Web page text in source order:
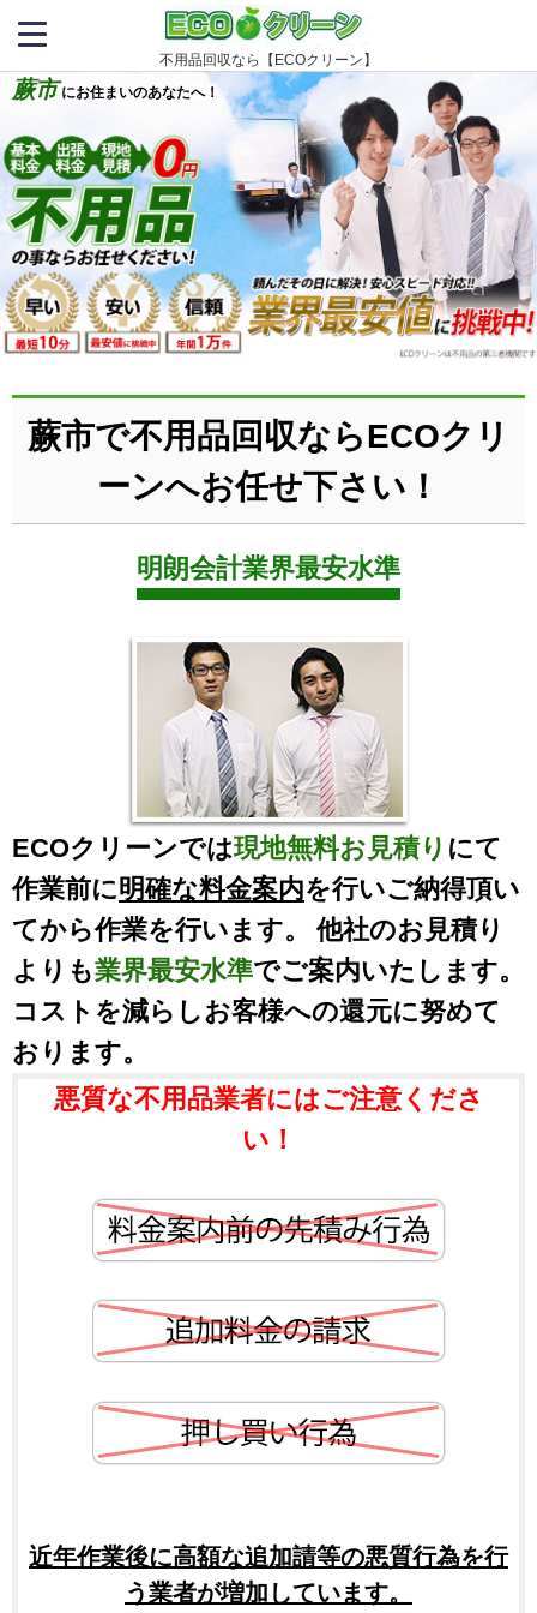
不用品回収なら【ECOクリーン】
蕨市 にお住まいのあなたへ！
蕨市で不用品回収ならECOクリ
ーンへお任せ下さい！
明朗会計業界最安水準
ECOクリーンでは現地無料お見積り にて
作業前に明確な料金案内を行いご納得頂い
てから作業を行います。 他社のお見積り
よりも業界最安水準でご案内いたします。
コストを減らしお客様への還元に努めて
おります。
悪質な不用品業者にはご注意くださ
い！
近年作業後に高額な追加請等の悪質行為を行
う業者が増加しています。